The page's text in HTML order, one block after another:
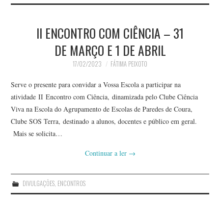
II ENCONTRO COM CIÊNCIA – 31
DE MARÇO E 1 DE ABRIL
17/02/2023 FÁTIMA PEIXOTO
Serve o presente para convidar a Vossa Escola a participar na
atividade II Encontro com Ciência, dinamizada pelo Clube Ciência
Viva na Escola do Agrupamento de Escolas de Paredes de Coura,
Clube SOS Terra, destinado a alunos, docentes e público em geral.
Mais se solicita…
Continuar a ler →
DIVULGAÇÕES, ENCONTROS